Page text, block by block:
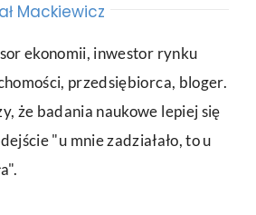
Mackiewicz
ekonomii, inwestor rynku
przedsiębiorca, bloger.
że badania naukowe lepiej się
"u mnie zadziałało, to u